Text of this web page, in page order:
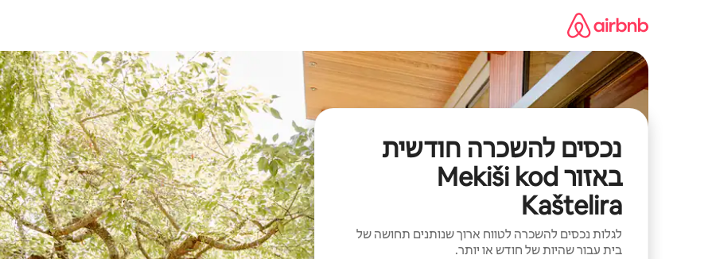
נכסים להשכרה חודשית
באזור Mekiši kod
Kaštelira
לגלות נכסים להשכרה לטווח ארוך שנותנים תחושה של
בית עבור שהיות של חודש או יותר.